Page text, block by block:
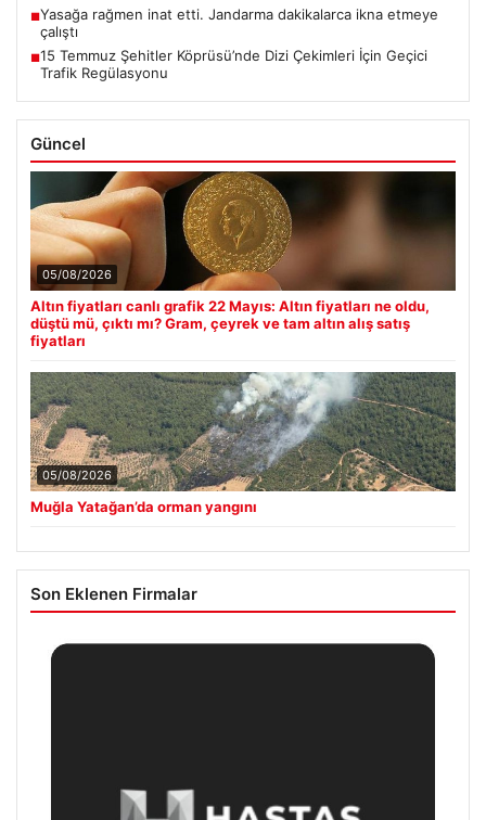
■Yasağa rağmen inat etti. Jandarma dakikalarca ikna etmeye
çalıştı
■15 Temmuz Şehitler Köprüsü’nde Dizi Çekimleri İçin Geçici
Trafik Regülasyonu
Güncel
05/08/2026
Altın fiyatları canlı grafik 22 Mayıs: Altın fiyatları ne oldu,
düştü mü, çıktı mı? Gram, çeyrek ve tam altın alış satış
fiyatları
05/08/2026
Muğla Yatağan’da orman yangını
Son Eklenen Firmalar